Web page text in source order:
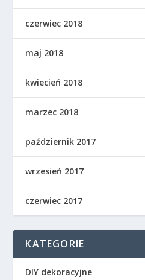
czerwiec 2018
maj 2018
kwiecień 2018
marzec 2018
październik 2017
wrzesień 2017
czerwiec 2017
KATEGORIE
DIY dekoracyjne